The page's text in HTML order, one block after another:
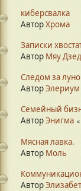
киберсвалка
АвторХрома
Записки
Автор Мяу
Следом за
АвторЭлериум
Семейный
АвторЭнигма
Мясная лавка.
Автор Моль
Автор